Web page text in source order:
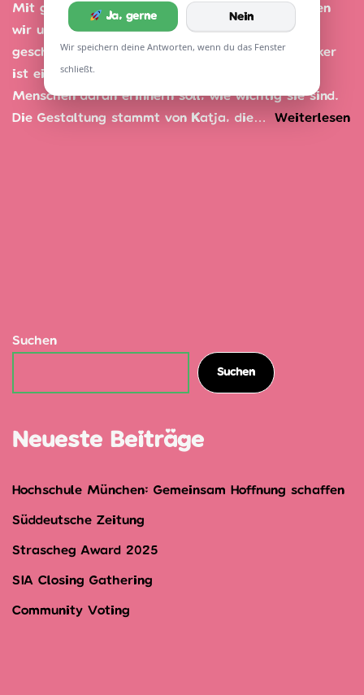
Mit ganz viel Liebe, Kreativität und Geduld haben
wir unsere neuen AidMax-Sticker gestaltet,
geschnitten und vorbereitet. Jeder einzelne Sticker
ist ein kleines Zeichen der Wertschätzung, das
Menschen daran erinnern soll, wie wichtig sie sind.
Die Gestaltung stammt von Katja, die… Weiterlesen
Suchen
Suchen
Neueste Beiträge
Hochschule München: Gemeinsam Hoffnung schaffen
Süddeutsche Zeitung
Strascheg Award 2025
SIA Closing Gathering
Community Voting
Ja, gerne Nein
Wir speichern deine Antworten, wenn du das Fenster
schließt.